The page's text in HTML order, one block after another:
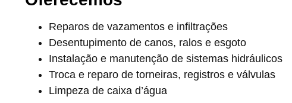
Reparos de vazamentos e infiltrações
Desentupimento de canos, ralos e esgoto
Instalação e manutenção de sistemas hidráulicos
Troca e reparo de torneiras, registros e válvulas
Limpeza de caixa d’água